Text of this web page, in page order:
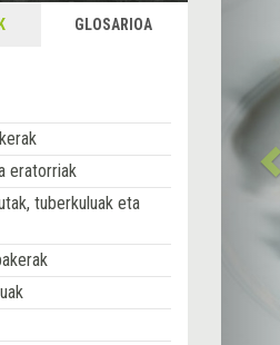
GLOSARIOA
eratorriak
tuberkuluak eta